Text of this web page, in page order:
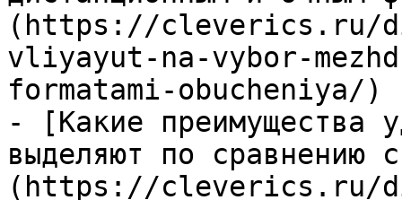
(https://cleverics.ru/
vliyayut-na-vybor-
formatami-obucheniya/)
- [Какие преимущества
выделяют по сравнению
(https://cleverics.ru/